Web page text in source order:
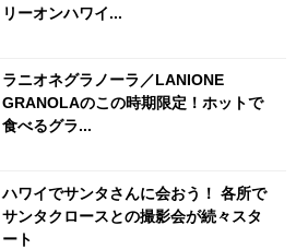
リーオンハワイ...
ラニオネグラノーラ／LANIONE
GRANOLAのこの時期限定！ホットで
食べるグラ...
ハワイでサンタさんに会おう！ 各所で
サンタクロースとの撮影会が続々スタ
ート